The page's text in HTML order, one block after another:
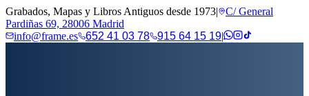
Grabados, Mapas y Libros Antiguos desde 1973|
C/ General
Pardiñas 69, 28006 Madrid
info@frame.es
652 41 03 78 915 64 15 19|